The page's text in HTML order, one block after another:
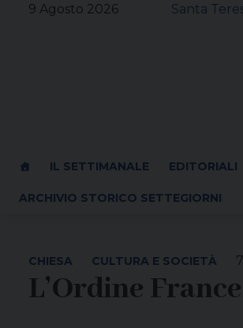
9 Agosto 2026 Santa
IL SETTIMANALE EDITORIALI
ARCHIVIO STORICO SETTEGIORNI
CHIESA CULTURA E SOCIETÀ
L’Ordine